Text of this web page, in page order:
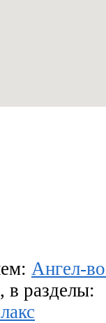
Ангел-
в разделы: